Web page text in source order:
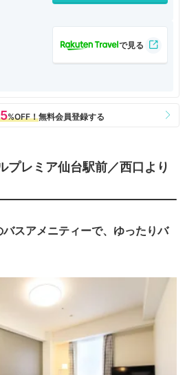
プレミア仙台駅前／西口より
スアメニティーで、ゆったりバ